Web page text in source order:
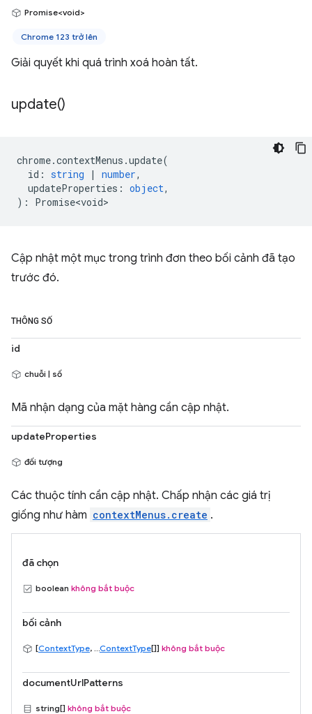
Promise<void>
Chrome 123 trở lên
Giải quyết khi quá trình xoá hoàn tất.
update()
chrome.contextMenus .update(
id : string | number,
updateProperties : object,
) : Promise<void>
Cập nhật một mục trong trình đơn theo bối cảnh đã tạo
trước đó.
THÔNG SỐ
id
chuỗi | số
Mã nhận dạng của mặt hàng cần cập nhật.
updateProperties
đối tượng
Các thuộc tính cần cập nhật. Chấp nhận các giá trị
giống như hàm contextMenus.create .
đã chọn
boolean không bắt buộc
bối cảnh
[ContextType, ...ContextType[]] không bắt buộc
documentUrlPatterns
string[] không bắt buộc